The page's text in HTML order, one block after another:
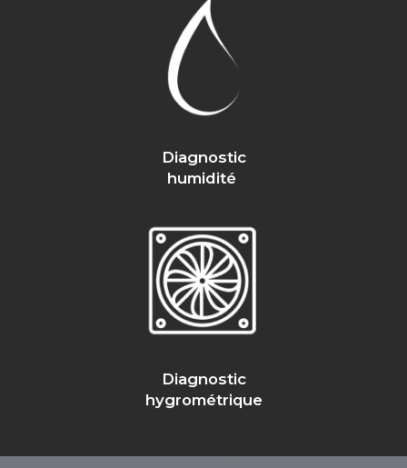
Diagnostic
humidité
Diagnostic
hygrométrique